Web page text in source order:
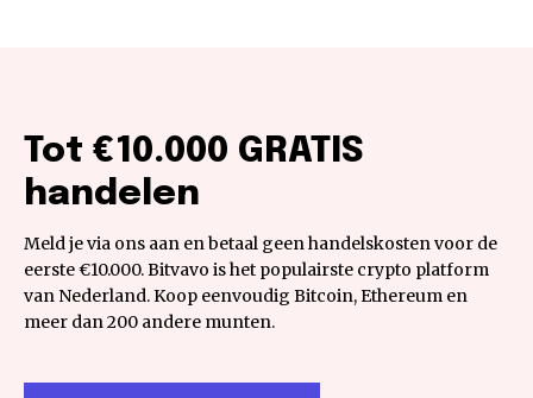
Tot €10.000 GRATIS
handelen
Meld je via ons aan en betaal geen handelskosten voor de
eerste €10.000. Bitvavo is het populairste crypto platform
van Nederland. Koop eenvoudig Bitcoin, Ethereum en
meer dan 200 andere munten.